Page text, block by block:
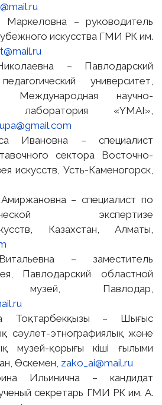
Маркеловна – руководитель
искусства ГМИ РК им.
– Павлодарский
университет,
Международная научно-
лаборатория «YMAI»,
Ивановна – специалист
сектора Восточно-
искусств, Усть-Каменогорск,
– специалист по
экспертизе
Казахстан, Алматы,
– заместитель
Павлодарский областной
музей, Павлодар,
Тоқтарбекқызы – Шығыс
сәулет-этнографиялық және
музей-қорығы кіші ғылыми
Өскемен, zako_ai@mail.ru
Ильинична – кандидат
секретарь ГМИ РК им. А.